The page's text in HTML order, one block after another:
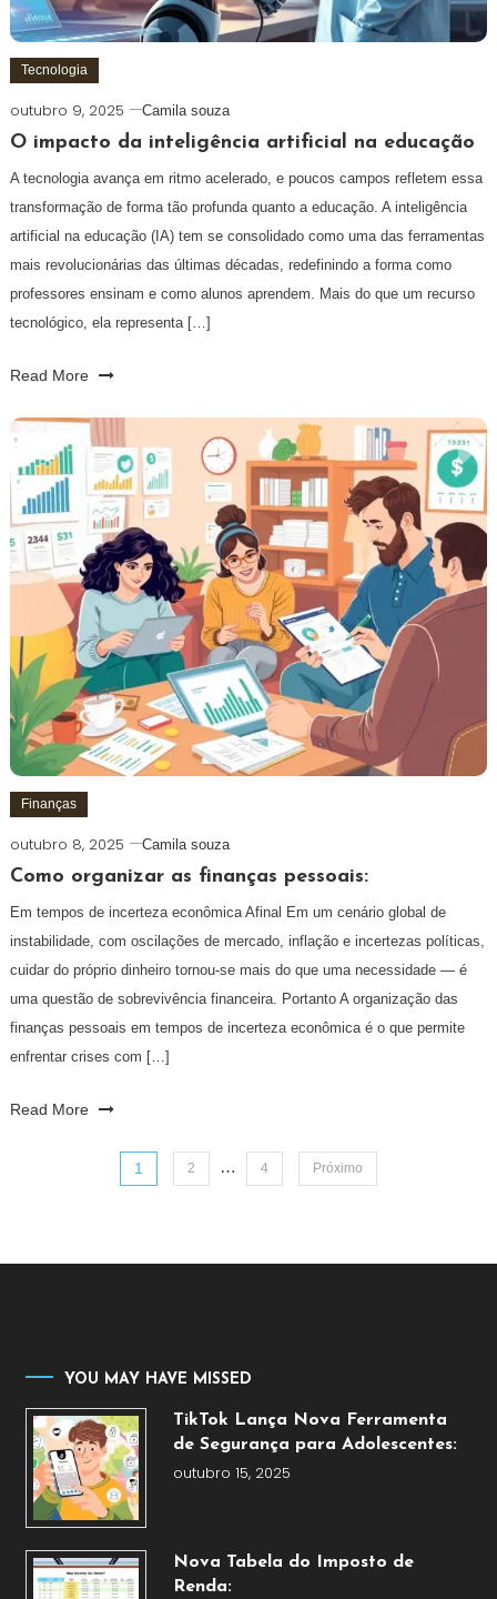
Tecnologia
outubro 9, 2025 Camila souza
O impacto da inteligência artificial na educação
A tecnologia avança em ritmo acelerado, e poucos campos refletem essa
transformação de forma tão profunda quanto a educação. A inteligência
artificial na educação (IA) tem se consolidado como uma das ferramentas
mais revolucionárias das últimas décadas, redefinindo a forma como
professores ensinam e como alunos aprendem. Mais do que um recurso
tecnológico, ela representa […]
Read More
Finanças
outubro 8, 2025 Camila souza
Como organizar as finanças pessoais:
Em tempos de incerteza econômica Afinal Em um cenário global de
instabilidade, com oscilações de mercado, inflação e incertezas políticas,
cuidar do próprio dinheiro tornou-se mais do que uma necessidade — é
uma questão de sobrevivência financeira. Portanto A organização das
finanças pessoais em tempos de incerteza econômica é o que permite
enfrentar crises com […]
Read More
Paginação
posts
1 2 … 4 Próximo
YOU MAY HAVE MISSED
TikTok Lança Nova Ferramenta
de Segurança para Adolescentes:
outubro 15, 2025
Nova Tabela do Imposto de
Renda: